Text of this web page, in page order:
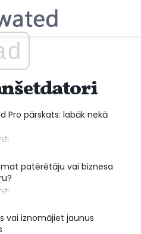
Pro pārskats: labāk nekā
patērētāju vai biznesa
vai iznomājiet jaunus